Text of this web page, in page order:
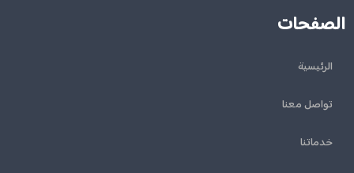
الصفحات
الرئيسية
تواصل معنا
خدماتنا